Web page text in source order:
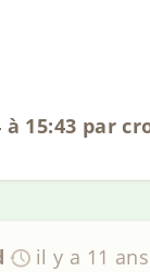
15:43 par
il y a 11 ans